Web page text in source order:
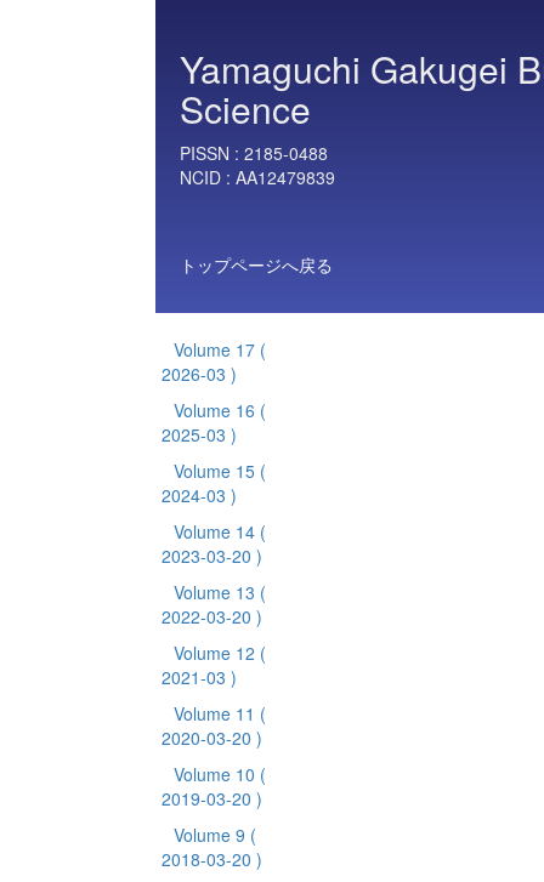
Yamaguchi Gakugei
Science
PISSN : 2185-0488
NCID : AA12479839
トップページへ戻る
Volume 17 (
2026-03 )
Volume 16 (
2025-03 )
Volume 15 (
2024-03 )
Volume 14 (
2023-03-20 )
Volume 13 (
2022-03-20 )
Volume 12 (
2021-03 )
Volume 11 (
2020-03-20 )
Volume 10 (
2019-03-20 )
Volume 9 (
2018-03-20 )